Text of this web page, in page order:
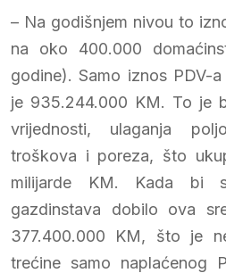
– Na godišnjem nivou to
na oko 400.000
godine). Samo iznos PDV-
je 935.244.000 KM. To je
vrijednosti, ulaganja
troškova i poreza, što
milijarde KM. Kada bi
gazdinstava dobilo ova
377.400.000 KM, što je
trećine samo naplaćenog